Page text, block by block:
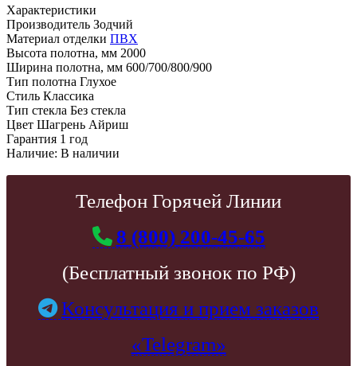
Характеристики
Производитель Зодчий
Материал отделки ПВХ
Высота полотна, мм 2000
Ширина полотна, мм 600/700/800/900
Тип полотна Глухое
Стиль Классика
Тип стекла Без стекла
Цвет Шагрень Айриш
Гарантия 1 год
Наличие: В наличии
Телефон Горячей Линии
8 (800) 200-45-65
(Бесплатный звонок по РФ)
Консультация и прием заказов
«Telegram»